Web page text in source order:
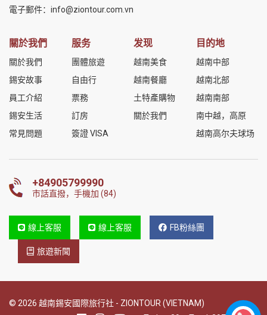
電子郵件： info@ziontour.com.vn
關於我們
關於我們
錫安故事
員工介紹
錫安生活
常見問題
服务
團體旅遊
自由行
票務
訂房
簽證 VISA
发现
越南美食
越南餐廳
土特產購物
關於我們
目的地
越南中部
越南北部
越南南部
南中越，高原
越南高尔夫球场
+84905799990
市話直撥，手機加 (84)
線上客服 線上客服 FB粉絲團
旅遊新聞
© 2026 越南錫安國際旅行社 - ZIONTOUR (VIETNAM)